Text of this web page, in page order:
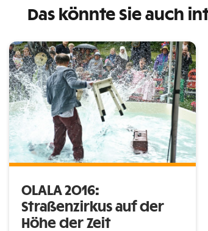
Das könnte Sie auch
OLALA 2016:
Straßenzirkus auf der
Höhe der Zeit